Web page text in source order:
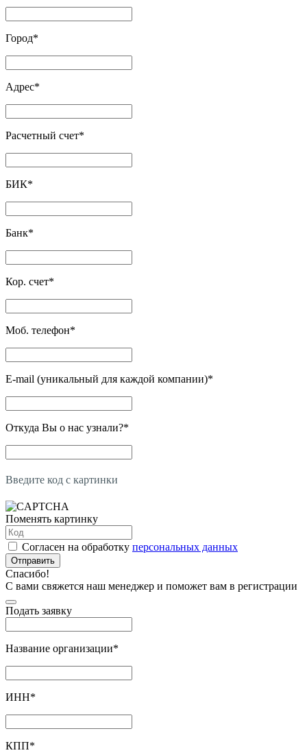
Город*
Адрес*
Расчетный счет*
БИК*
Банк*
Кор. счет*
Моб. телефон*
E-mail (уникальный для каждой компании)*
Откуда Вы о нас узнали?*
Введите код с картинки
Поменять картинку
Согласен на обработку персональных данных
Отправить
Спасибо!
С вами свяжется наш менеджер и поможет вам в регистрации
Подать заявку
Название организации*
ИНН*
КПП*